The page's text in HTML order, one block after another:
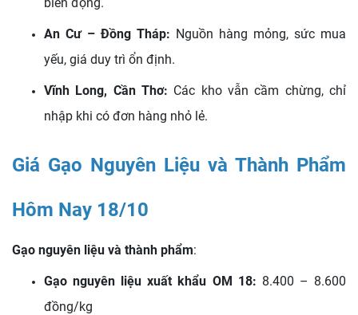
An Cư – Đồng Tháp: Nguồn hàng mỏng, sức mua
yếu, giá duy trì ổn định.
Vĩnh Long, Cần Thơ: Các kho vẫn cầm chừng, chỉ
nhập khi có đơn hàng nhỏ lẻ.
Giá Gạo Nguyên Liệu và Thành Phẩm
Hôm Nay 18/10
Gạo nguyên liệu và thành phẩm:
Gạo nguyên liệu xuất khẩu OM 18: 8.400 – 8.600
đồng/kg